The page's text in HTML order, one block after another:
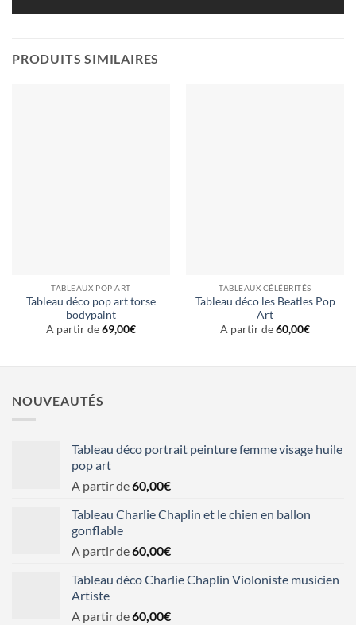
PRODUITS SIMILAIRES
TABLEAUX POP ART
Tableau déco pop art torse
bodypaint
A partir de69,00€
TABLEAUX CÉLÉBRITÉS
Tableau déco les Beatles Pop
Art
A partir de60,00€
NOUVEAUTÉS
Tableau déco portrait peinture femme visage huile
pop art
A partir de60,00€
Tableau Charlie Chaplin et le chien en ballon
gonflable
A partir de60,00€
Tableau déco Charlie Chaplin Violoniste musicien
Artiste
A partir de60,00€